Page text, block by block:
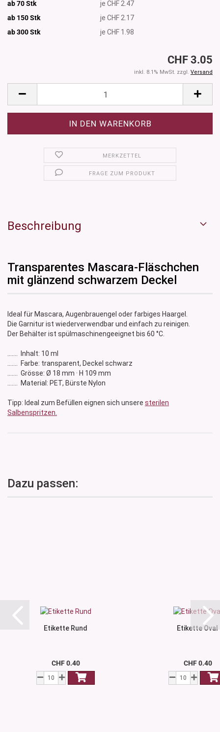
ab 70 Stk
je CHF 2.47
ab 150 Stk
je CHF 2.17
ab 300Stk je CHF 1.98
CHF 3.05
inkl. 8.1% MwSt. zzgl. Versand
MERKZETTEL
FRAGE ZUM PRODUKT
Beschreibung
Transparentes Mascara-Fläschchen
mit glänzend schwarzem Deckel
Ideal für Mascara, Augenbrauengel oder farbiges Haargel.
Die Garnitur ist wiederverwendbar und einfach zu reinigen.
Der Behälter ist spülmaschinengeeignet bis 60 °C.
....... Inhalt: 10 ml
....... Farbe: transparent, Deckel schwarz
....... Grösse: Ø 18 mm · H 109 mm
....... Material: PET, Bürste Nylon
Tipp: Ideal zum Befüllen eignen sich unsere sterilen
Salbenspritzen.
Dazu passen:
Etikette Rund
CHF 0.40
Etikette Oval
CHF 0.40